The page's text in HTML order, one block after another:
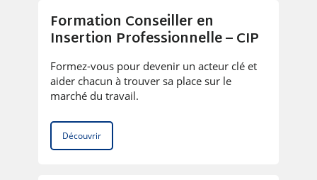
Formation Conseiller en
Insertion Professionnelle – CIP
Formez-vous pour devenir un acteur clé et
aider chacun à trouver sa place sur le
marché du travail.
Découvrir